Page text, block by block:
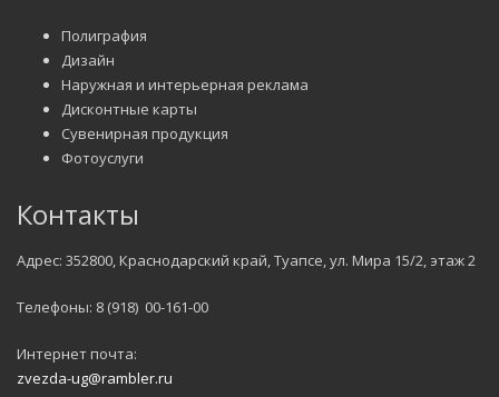
Полиграфия
Дизайн
Наружная и интерьерная реклама
Дисконтные карты
Сувенирная продукция
Фотоуслуги
Контакты
Адрес: 352800, Краснодарский край, Туапсе, ул. Мира 15/2, этаж 2
Телефоны: 8 (918) 00-161-00
Интернет почта:
zvezda-ug@rambler.ru